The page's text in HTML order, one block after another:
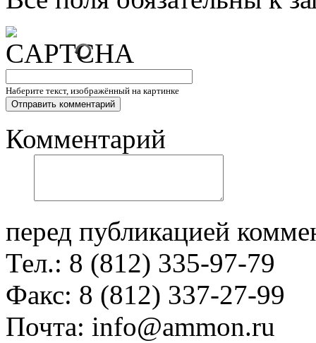
Наберите текст, изображённый на картинке
Комментарий
перед публикацией
Тел.: 8 (812) 335-97-79
Факс: 8 (812) 337-27-99
Почта: info@ammon.ru